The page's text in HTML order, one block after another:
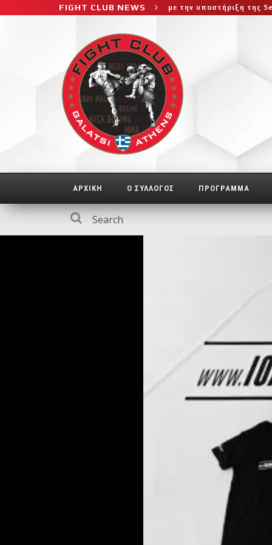
FIGHT CLUB NEWS
T-shirts του Ιωάννη Θεοφάνους με την υποστήριξη της Sejoy
ΑΡΧΙΚΗ Ο ΣΥΛΛΟΓΟΣ ΠΡΟΓΡΑΜΜΑ